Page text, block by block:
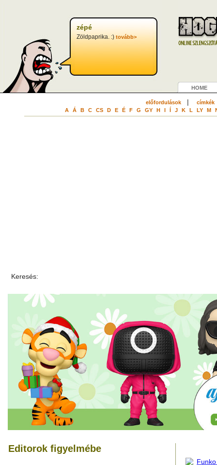
zépé
Zöldpaprika. :) tovább>
HOME
előfordulások| címkék
A Á B C CS D E É F G GY H I Í J K L LY M
Keresés:
Editorok figyelmébe